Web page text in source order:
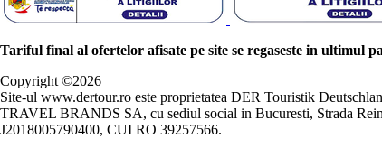
Tariful final al ofertelor afisate pe site se regaseste in ultimul
Copyright ©2026
Site-ul www.dertour.ro este proprietatea DER Touristik
TRAVEL BRANDS SA, cu sediul social in Bucuresti, Strada
J2018005790400, CUI RO 39257566.